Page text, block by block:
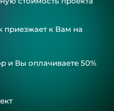
к Вам на
и Вы оплачиваете 50%